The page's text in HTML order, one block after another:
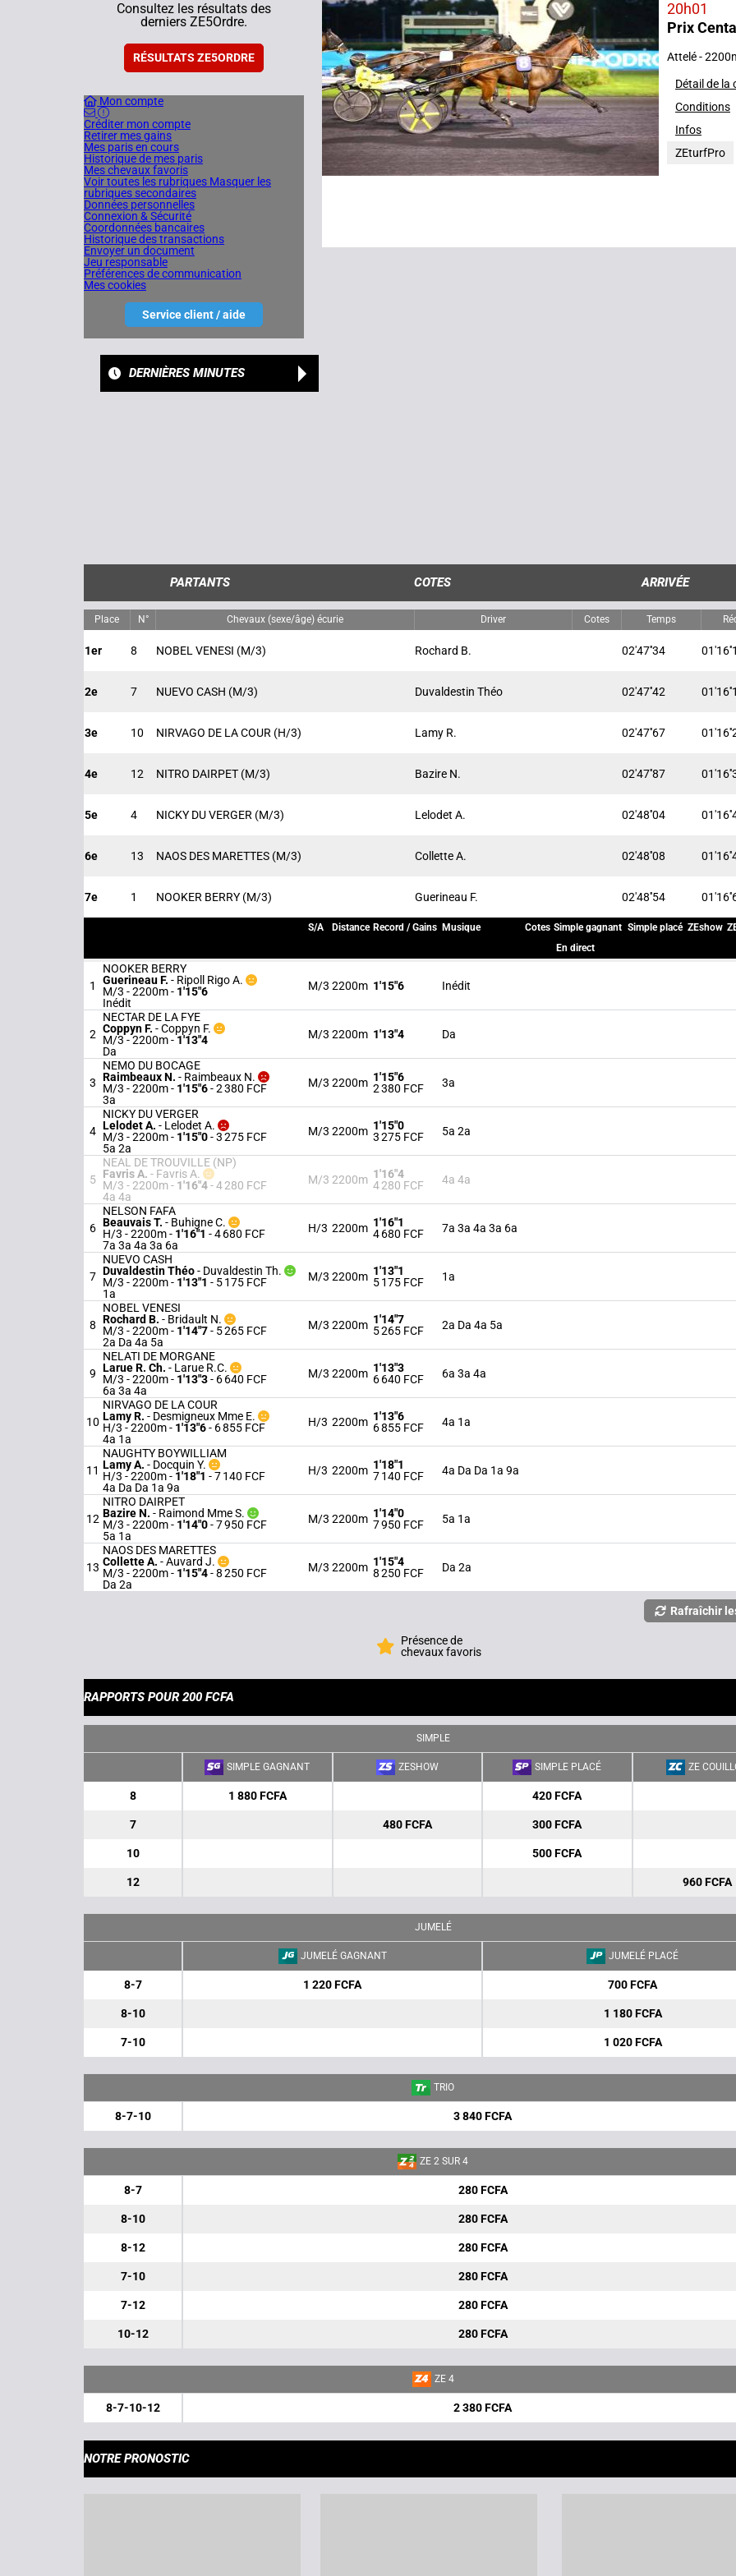
Consultez les résultats des
derniers ZE5Ordre.
RÉSULTATS ZE5ORDRE
Mon compte
Créditer mon compte
Retirer mes gains
Mes paris en cours
Historique de mes paris
Mes chevaux favoris
Voir toutes les rubriques Masquer les
rubriques secondaires
Données personnelles
Connexion & Sécurité
Coordonnées bancaires
Historique des transactions
Envoyer un document
Jeu responsable
Préférences de communication
Mes cookies
Service client / aide
16/09/2025
20h01
Prix
Attelé -
Détail de la
Conditions
Infos
ZEturfPro
DERNIÈRES MINUTES
PARTANTS COTES ARRIVÉE
Place N° Chevaux (sexe/âge) écurie Driver Cotes Temps
1er 8 NOBEL VENESI (M/3) Rochard B. 02'47''34
2e 7 NUEVO CASH (M/3) Duvaldestin Théo 02'47''42
3e 10 NIRVAGO DE LA COUR (H/3) Lamy R. 02'47''67
4e 12 NITRO DAIRPET (M/3) Bazire N. 02'47''87
5e 4 NICKY DU VERGER (M/3) Lelodet A. 02'48''04
6e 13 NAOS DES MARETTES (M/3) Collette A. 02'48''08
7e 1 NOOKER BERRY (M/3) Guerineau F. 02'48''54
S/A Distance Record / Gains Musique Cotes Simple gagnant Simple placé ZEshow
En direct
1
NOOKER BERRY
Guerineau F. - Ripoll Rigo A.
M/3 - 2200m- 1'15"6
Inédit
M/3 2200m 1'15"6 Inédit
2
NECTAR DE LA FYE
Coppyn F. -Coppyn F.
M/3 - 2200m- 1'13"4
Da
M/3 2200m 1'13"4 Da
3
NEMO DU BOCAGE
Raimbeaux N. - Raimbeaux N.
M/3 - 2200m- 1'15"6- 2 380 FCF
3a
M/3 2200m 1'15"6
2 380 FCF
3a
4
NICKY DU VERGER
Lelodet A. - Lelodet A.
M/3 - 2200m- 1'15"0- 3 275 FCF
5a 2a
M/3 2200m 1'15"0
3 275 FCF
5a 2a
5
NEAL DE TROUVILLE (NP)
Favris A. - Favris A.
M/3 - 2200m- 1'16"4- 4 280 FCF
4a 4a
M/3 2200m 1'16"4
4 280 FCF
4a 4a
6
NELSON FAFA
Beauvais T. - Buhigne C.
H/3 - 2200m- 1'16"1 - 4 680 FCF
7a 3a 4a 3a 6a
H/3 2200m 1'16"1
4 680 FCF
7a 3a 4a 3a 6a
7
NUEVO CASH
Duvaldestin Théo- Duvaldestin Th.
M/3 - 2200m- 1'13"1 - 5 175 FCF
1a
M/3 2200m 1'13"1
5 175 FCF
1a
8
NOBEL VENESI
Rochard B. - Bridault N.
M/3 - 2200m- 1'14"7- 5 265 FCF
2a Da 4a 5a
M/3 2200m 1'14"7
5 265 FCF
2a Da 4a 5a
9
NELATI DE MORGANE
Larue R. Ch. - Larue R.C.
M/3 - 2200m- 1'13"3- 6 640 FCF
6a 3a 4a
M/3 2200m 1'13"3
6 640 FCF
6a 3a 4a
10
NIRVAGO DE LA COUR
Lamy R. - Desmigneux Mme E.
H/3 - 2200m- 1'13"6- 6 855 FCF
4a 1a
H/3 2200m 1'13"6
6 855 FCF
4a 1a
11
NAUGHTY BOYWILLIAM
Lamy A. - Docquin Y.
H/3 - 2200m- 1'18"1 - 7 140 FCF
4a Da Da 1a 9a
H/3 2200m 1'18"1
7 140 FCF
4a Da Da 1a 9a
12
NITRO DAIRPET
Bazire N. - Raimond Mme S.
M/3 - 2200m- 1'14"0- 7 950 FCF
5a 1a
M/3 2200m 1'14"0
7 950 FCF
5a 1a
13
NAOS DES MARETTES
Collette A. -Auvard J.
M/3 - 2200m- 1'15"4- 8 250 FCF
Da 2a
M/3 2200m 1'15"4
8 250 FCF
Da 2a
Rafraîchir
Présence de
chevaux favoris
RAPPORTS POUR 200 FCFA
SIMPLE
SIMPLE GAGNANT ZESHOW SIMPLE PLACÉ ZE
8 1 880 FCFA 420 FCFA
7 480 FCFA 300 FCFA
10 500 FCFA
12 960 FCFA
JUMELÉ
JUMELÉ GAGNANT JUMELÉ PLACÉ
8-7 1 220 FCFA 700 FCFA
8-10 1 180 FCFA
7-10 1 020 FCFA
TRIO
8-7-10 3 840 FCFA
ZE 2 SUR 4
8-7 280 FCFA
8-10 280 FCFA
8-12 280 FCFA
7-10 280 FCFA
7-12 280 FCFA
10-12 280 FCFA
ZE 4
8-7-10-12 2 380 FCFA
NOTRE PRONOSTIC